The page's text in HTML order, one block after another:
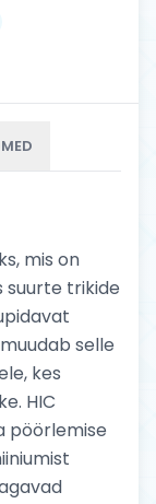
mis on
trikide
selle
kes
HIC
pöörlemise